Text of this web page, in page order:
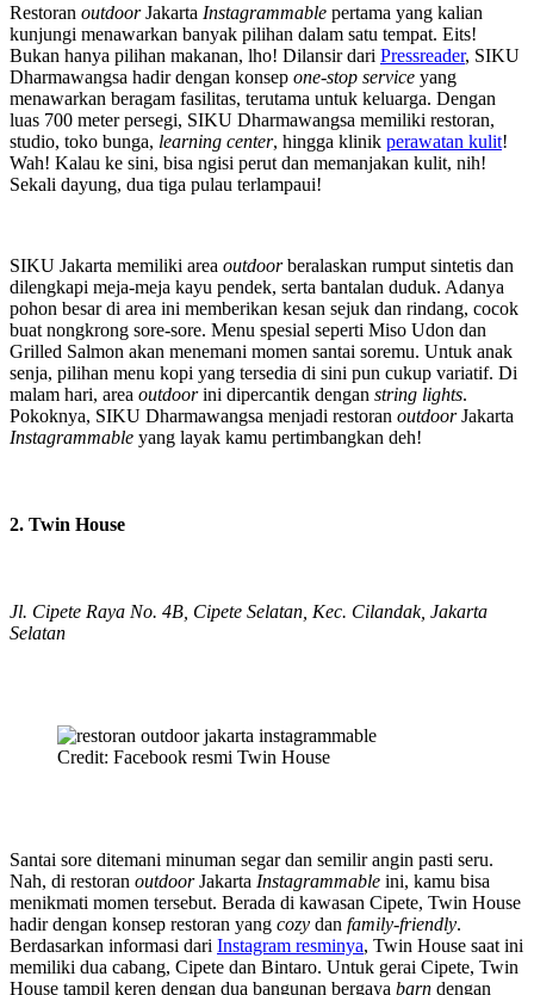
Restoran outdoorJakarta Instagrammable pertama yang kalian
kunjungi menawarkan banyak pilihan dalam satu tempat. Eits!
Bukan hanya pilihan makanan, lho! Dilansir dari Pressreader, SIKU
Dharmawangsa hadir dengan konsep one-stop service yang
menawarkan beragam fasilitas, terutama untuk keluarga. Dengan
luas 700 meter persegi, SIKU Dharmawangsa memiliki restoran,
studio, toko bunga, learning center, hingga klinik perawatan kulit!
Wah! Kalau ke sini, bisa ngisi perut dan memanjakan kulit, nih!
Sekali dayung, dua tiga pulau terlampaui!
SIKU Jakarta memiliki area outdoorberalaskan rumput sintetis dan
dilengkapi meja-meja kayu pendek, serta bantalan duduk. Adanya
pohon besar di area ini memberikan kesan sejuk dan rindang, cocok
buat nongkrong sore-sore. Menu spesial seperti Miso Udon dan
Grilled Salmon akan menemani momen santai soremu. Untuk anak
senja, pilihan menu kopi yang tersedia di sini pun cukup variatif. Di
malam hari, area outdoorini dipercantik dengan string lights.
Pokoknya, SIKU Dharmawangsa menjadi restoran outdoorJakarta
Instagrammable yang layak kamu pertimbangkan deh!
2. Twin House
Jl. Cipete Raya No. 4B, Cipete Selatan, Kec. Cilandak, Jakarta
Selatan
Credit: Facebook resmi Twin House
Santai sore ditemani minuman segar dan semilir angin pasti seru.
Nah, di restoran outdoorJakarta Instagrammable ini, kamu bisa
menikmati momen tersebut. Berada di kawasan Cipete, Twin House
hadir dengan konsep restoran yang cozy dan family-friendly.
Berdasarkan informasi dari Instagram resminya, Twin House saat ini
memiliki dua cabang, Cipete dan Bintaro. Untuk gerai Cipete, Twin
House tampil keren dengan dua bangunan bergaya barn dengan